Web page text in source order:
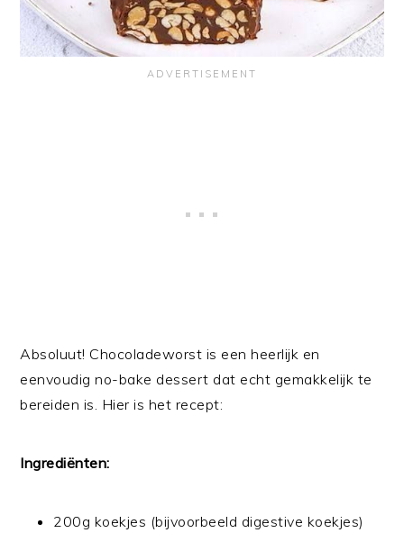
Absoluut! Chocoladeworst is een heerlijk en
eenvoudig no-bake dessert dat echt gemakkelijk te
bereiden is. Hier is het recept:
Ingrediënten:
200g koekjes (bijvoorbeeld digestive koekjes)